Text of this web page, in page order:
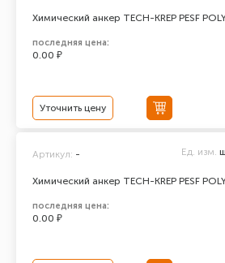
Химический анкер TECH-KREP PESF
последняя цена:
0.00 ₽
Уточнить цену
Химический анкер TECH-KREP PESF
Артикул: - Ед. изм.
последняя цена:
0.00 ₽